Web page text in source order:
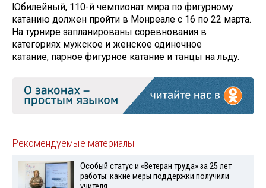
Юбилейный, 110-й чемпионат мира по фигурному
катанию должен пройти в Монреале с 16 по 22 марта.
На турнире запланированы соревнования в
категориях мужское и женское одиночное
катание, парное фигурное катание и танцы на льду.
Рекомендуемые материалы
Особый статус и «Ветеран труда» за 25 лет
работы: какие меры поддержки получили